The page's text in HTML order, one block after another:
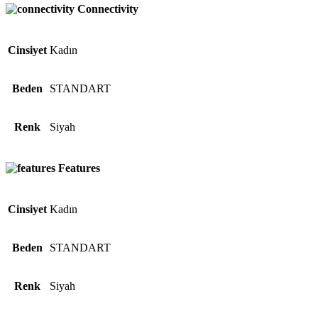
Connectivity
Cinsiyet Kadın
Beden STANDART
Renk Siyah
Features
Cinsiyet Kadın
Beden STANDART
Renk Siyah